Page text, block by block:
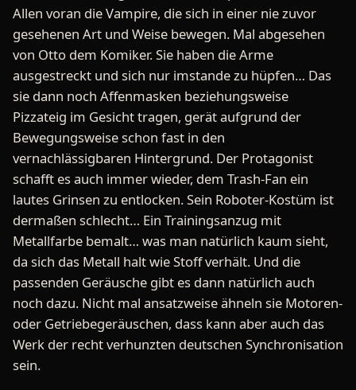
Allen voran die Vampire, die sich in einer nie zuvor
gesehenen Art und Weise bewegen. Mal abgesehen
von Otto dem Komiker. Sie haben die Arme
ausgestreckt und sich nur imstande zu hüpfen… Das
sie dann noch Affenmasken beziehungsweise
Pizzateig im Gesicht tragen, gerät aufgrund der
Bewegungsweise schon fast in den
vernachlässigbaren Hintergrund. Der Protagonist
schafft es auch immer wieder, dem Trash-Fan ein
lautes Grinsen zu entlocken. Sein Roboter-Kostüm ist
dermaßen schlecht… Ein Trainingsanzug mit
Metallfarbe bemalt… was man natürlich kaum sieht,
da sich das Metall halt wie Stoff verhält. Und die
passenden Geräusche gibt es dann natürlich auch
noch dazu. Nicht mal ansatzweise ähneln sie Motoren-
oder Getriebegeräuschen, dass kann aber auch das
Werk der recht verhunzten deutschen Synchronisation
sein.